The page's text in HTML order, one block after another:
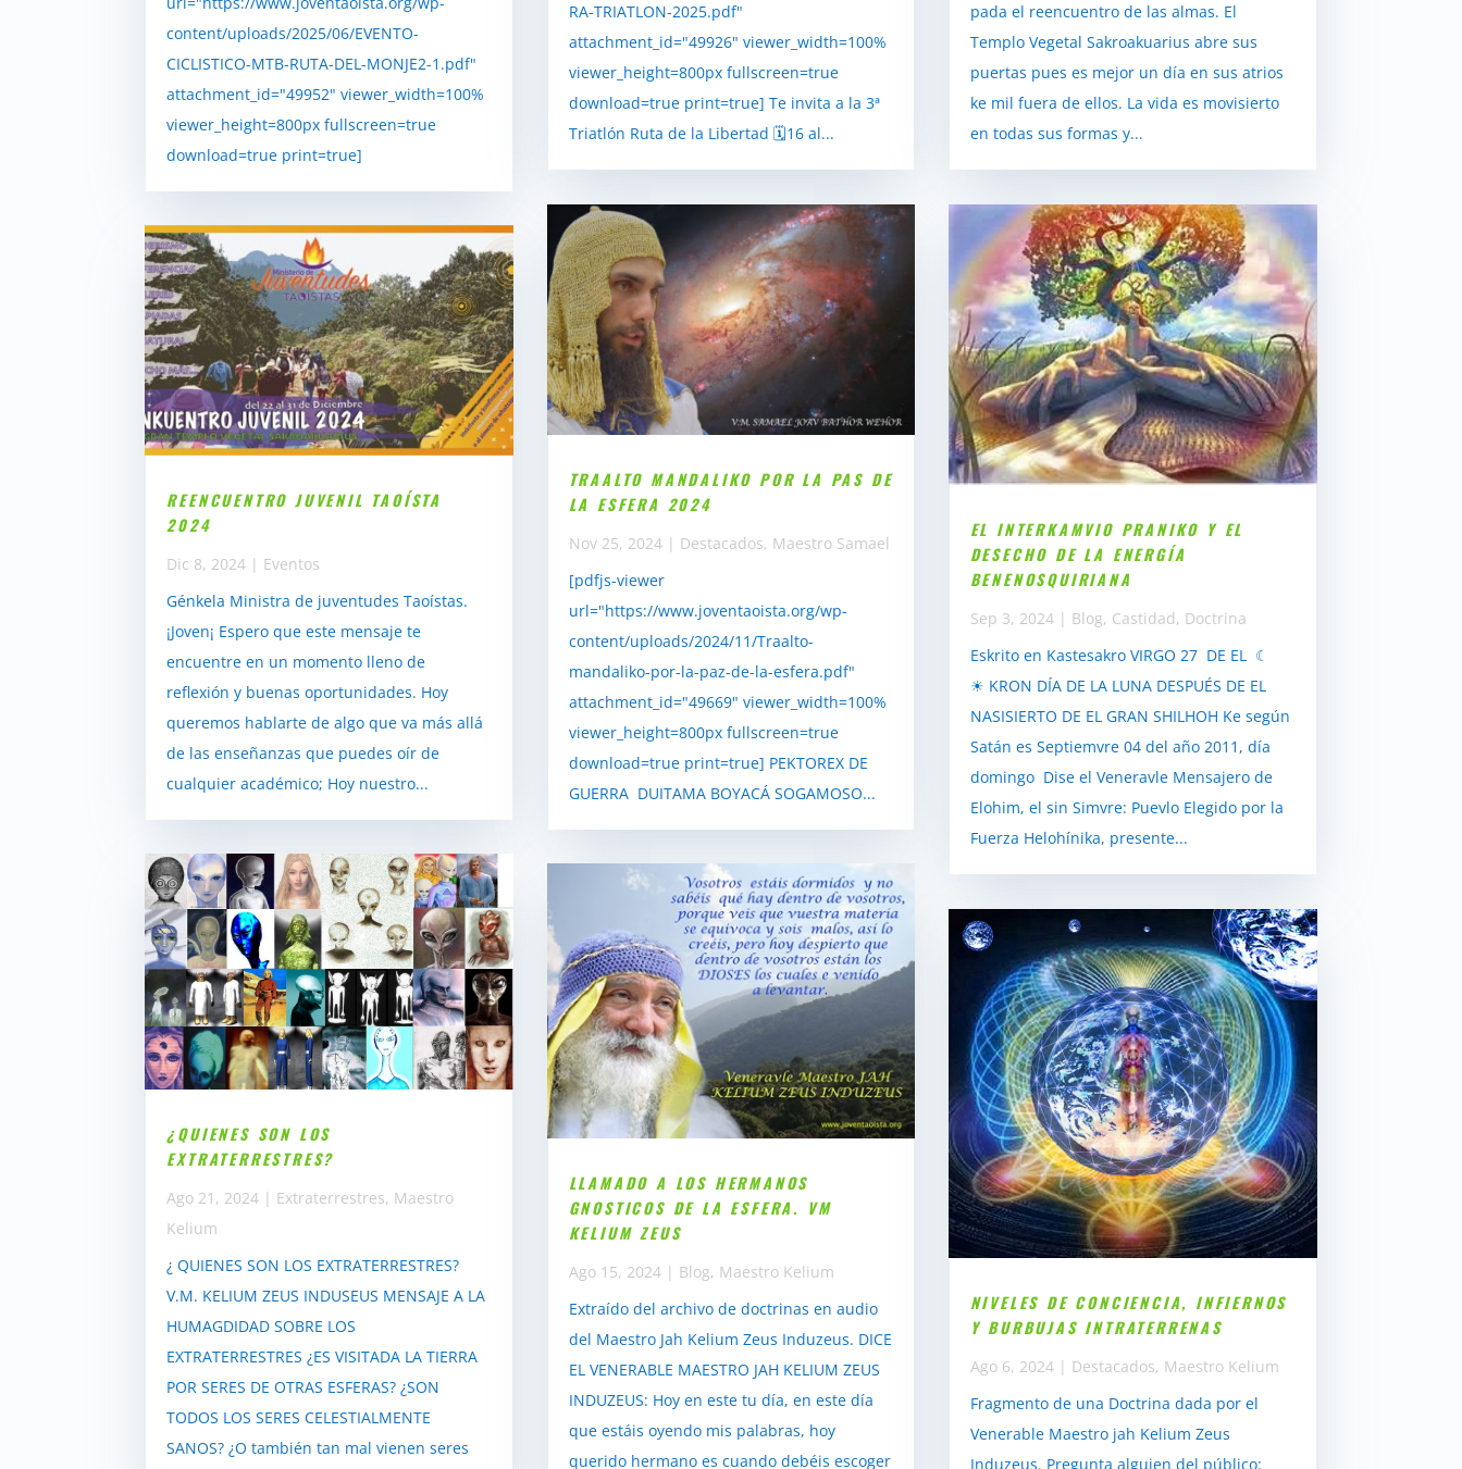
content/uploads/2025/06/EVENTO-
CICLISTICO-MTB-RUTA-DEL-MONJE2-1.pdf"
attachment_id="49952" viewer_width=100%
viewer_height=800px fullscreen=true
download=true print=true]
REENCUENTRO JUVENIL TAOÍSTA
2024
Dic 8, 2024 | Eventos
Génkela Ministra de juventudes Taoístas.
¡Joven¡ Espero que este mensaje te
encuentre en un momento lleno de
reflexión y buenas oportunidades. Hoy
queremos hablarte de algo que va más allá
de las enseñanzas que puedes oír de
cualquier académico; Hoy nuestro...
¿QUIENES SON LOS
EXTRATERRESTRES?
Ago 21, 2024 | Extraterrestres, Maestro
Kelium
¿ QUIENES SON LOS EXTRATERRESTRES?
V.M. KELIUM ZEUS INDUSEUS MENSAJE A LA
HUMAGDIDAD SOBRE LOS
EXTRATERRESTRES ¿ES VISITADA LA TIERRA
POR SERES DE OTRAS ESFERAS? ¿SON
TODOS LOS SERES CELESTIALMENTE
SANOS? ¿O también tan mal vienen seres
RA-TRIATLON-2025.pdf"
attachment_id="49926" viewer_width=100%
viewer_height=800px fullscreen=true
download=true print=true] Te invita a la 3ª
Triatlón Ruta de la Libertad 🗓️16 al...
TRAALTO MANDALIKO POR LA PAS DE
LA ESFERA 2024
Nov 25, 2024| Destacados, Maestro Samael
[pdfjs-viewer
url="https://www.joventaoista.org/wp-
content/uploads/2024/11/Traalto-
mandaliko-por-la-paz-de-la-esfera.pdf"
attachment_id="49669" viewer_width=100%
viewer_height=800px fullscreen=true
download=true print=true] PEKTOREX DE
GUERRA DUITAMA BOYACÁ SOGAMOSO...
LLAMADO A LOS HERMANOS
GNOSTICOS DE LA ESFERA. VM
KELIUM ZEUS
Ago 15, 2024| Blog, Maestro Kelium
Extraído del archivo de doctrinas en audio
del Maestro Jah Kelium Zeus Induzeus. DICE
EL VENERABLE MAESTRO JAH KELIUM ZEUS
INDUZEUS: Hoy en este tu día, en este día
que estáis oyendo mis palabras, hoy
querido hermano es cuando debéis escoger
pada el reencuentro de las almas. El
Templo Vegetal Sakroakuarius abre sus
puertas pues es mejor un día en sus atrios
ke mil fuera de ellos. La vida es movisierto
en todas sus formas y...
EL INTERKAMVIO PRANIKO Y EL
DESECHO DE LA ENERGÍA
BENENOSQUIRIANA
Sep 3, 2024| Blog, Castidad, Doctrina
Eskrito en Kastesakro VIRGO 27 DE EL ☾
☀ KRON DÍA DE LA LUNA DESPUÉS DE EL
NASISIERTO DE EL GRAN SHILHOH Ke según
Satán es Septiemvre 04 del año 2011, día
domingo Dise el Veneravle Mensajero de
Elohim, el sin Simvre: Puevlo Elegido por la
Fuerza Helohínika, presente...
NIVELES DE CONCIENCIA, INFIERNOS
Y BURBUJAS INTRATERRENAS
Ago 6, 2024| Destacados, Maestro Kelium
Fragmento de una Doctrina dada por el
Venerable Maestro jah Kelium Zeus
Induzeus. Pregunta alguien del público: